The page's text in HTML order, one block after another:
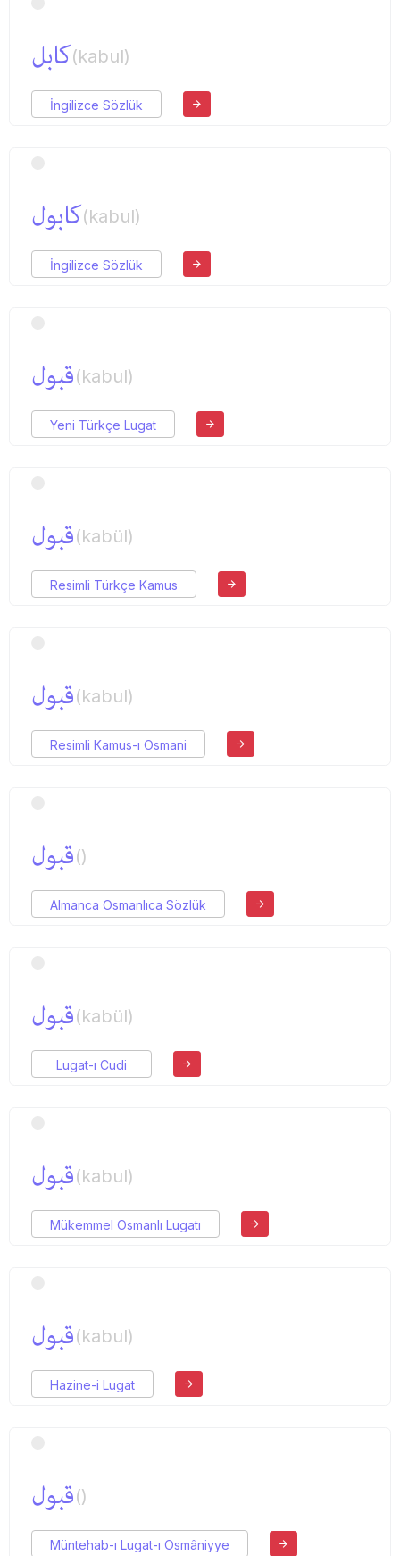
كابل(kabul)
İngilizce Sözlük
كابول(kabul)
İngilizce Sözlük
قبول(kabul)
Yeni Türkçe Lugat
قبول(kabül)
Resimli Türkçe Kamus
قبول(kabul)
Resimli Kamus-ı Osmani
قبول()
Almanca Osmanlıca Sözlük
قبول(kabül)
Lugat-ı Cudi
قبول(kabul)
Mükemmel Osmanlı Lugatı
قبول(kabul)
Hazine-i Lugat
قبول()
Müntehab-ı Lugat-ı Osmâniyye